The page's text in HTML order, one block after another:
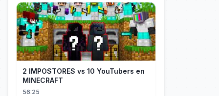
2 IMPOSTORES vs 10 YouTubers en
MINECRAFT
56:25